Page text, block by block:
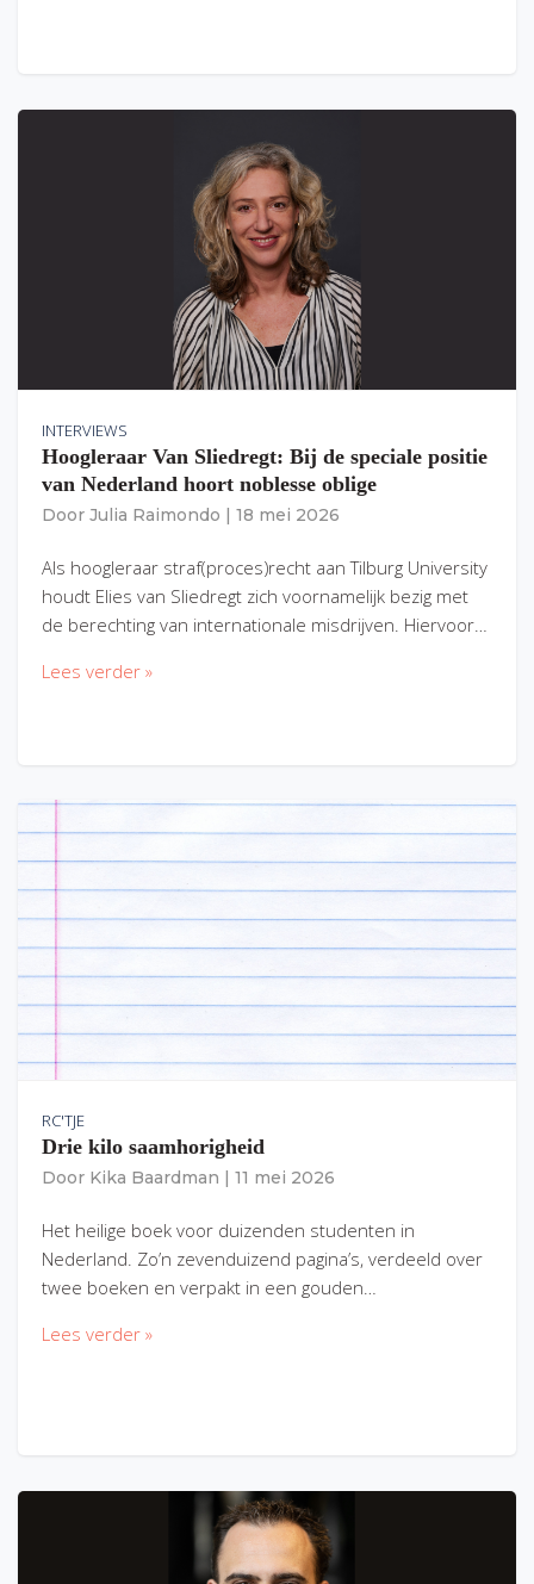
INTERVIEWS
Hoogleraar Van Sliedregt: Bij de speciale positie
van Nederland hoort noblesse oblige
Door Julia Raimondo 18 mei 2026
Als hoogleraar straf(proces)recht aan Tilburg University
houdt Elies van Sliedregt zich voornamelijk bezig met
de berechting van internationale misdrijven. Hiervoor…
Lees verder »
RC'TJE
Drie kilo saamhorigheid
Door Kika Baardman 11 mei 2026
Het heilige boek voor duizenden studenten in
Nederland. Zo’n zevenduizend pagina’s, verdeeld over
twee boeken en verpakt in een gouden…
Lees verder »